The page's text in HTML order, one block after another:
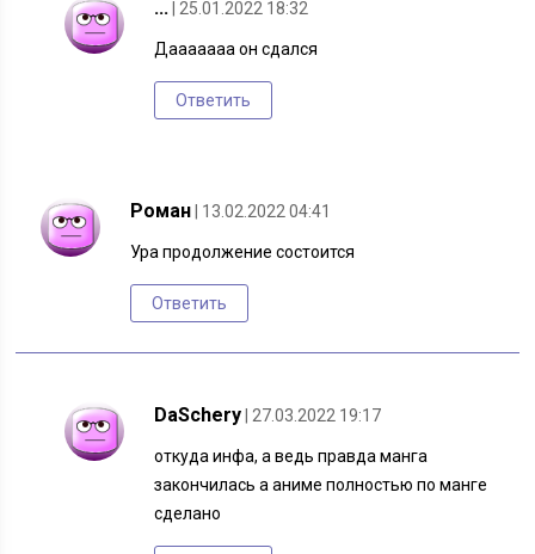
... | 25.01.2022 18:32
Дааааааа он сдался
Ответить
Роман | 13.02.2022 04:41
Ура продолжение состоится
Ответить
DaSchery | 27.03.2022 19:17
откуда инфа, а ведь правда манга
закончилась а аниме полностью по манге
сделано